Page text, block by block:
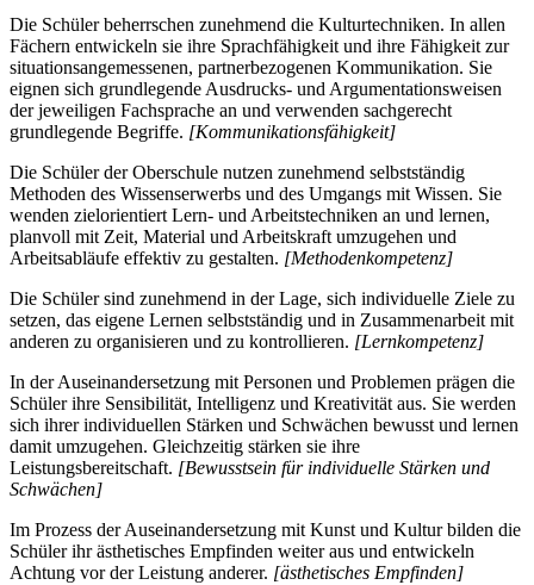
Die Schüler beherrschen zunehmend die Kulturtechniken. In allen
Fächern entwickeln sie ihre Sprachfähigkeit und ihre Fähigkeit zur
situationsangemessenen, partnerbezogenen Kommunikation. Sie
eignen sich grundlegende Ausdrucks- und Argumentationsweisen
der jeweiligen Fachsprache an und verwenden sachgerecht
grundlegende Begriffe. [Kommunikationsfähigkeit]
Die Schüler der Oberschule nutzen zunehmend selbstständig
Methoden des Wissenserwerbs und des Umgangs mit Wissen. Sie
wenden zielorientiert Lern- und Arbeitstechniken an und lernen,
planvoll mit Zeit, Material und Arbeitskraft umzugehen und
Arbeitsabläufe effektiv zu gestalten. [Methodenkompetenz]
Die Schüler sind zunehmend in der Lage, sich individuelle Ziele zu
setzen, das eigene Lernen selbstständig und in Zusammenarbeit mit
anderen zu organisieren und zu kontrollieren. [Lernkompetenz]
In der Auseinandersetzung mit Personen und Problemen prägen die
Schüler ihre Sensibilität, Intelligenz und Kreativität aus. Sie werden
sich ihrer individuellen Stärken und Schwächen bewusst und lernen
damit umzugehen. Gleichzeitig stärken sie ihre
Leistungsbereitschaft. [Bewusstsein für individuelle Stärken und
Schwächen]
Im Prozess der Auseinandersetzung mit Kunst und Kultur bilden die
Schüler ihr ästhetisches Empfinden weiter aus und entwickeln
Achtung vor der Leistung anderer. [ästhetisches Empfinden]